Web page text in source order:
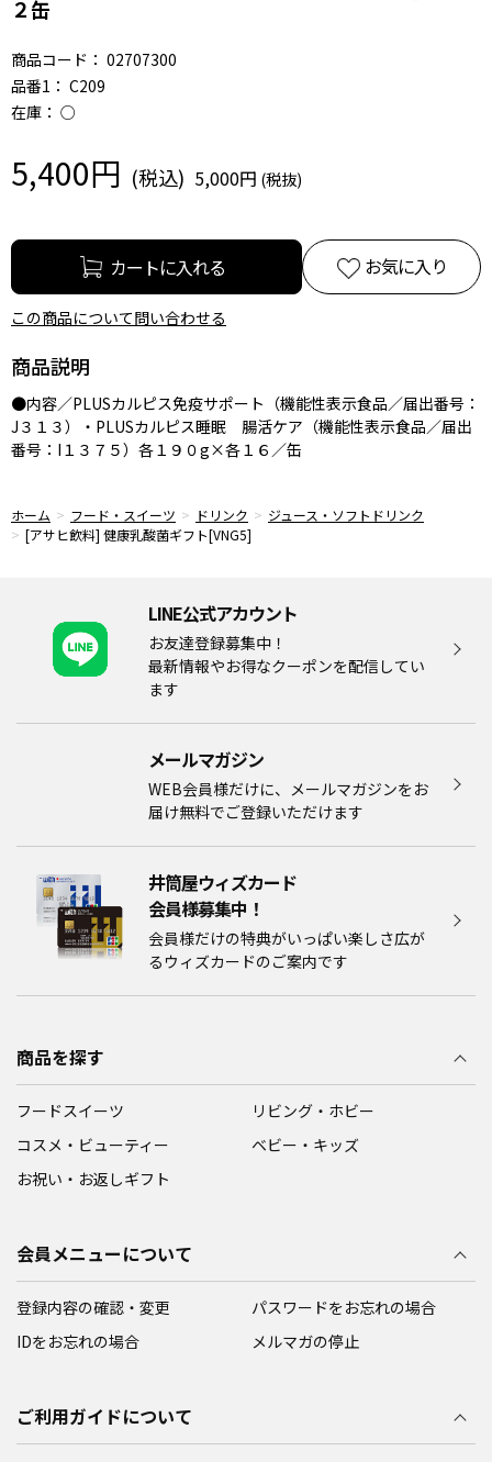
２缶
商品コード： 02707300
品番1： C209
在庫： ○
5,400円 5,000円
お気に入り
この商品について問い合わせる
商品説明
●内容／PLUSカルピス免疫サポート（機能性表示食品／届出番号：
J３１３）・PLUSカルピス睡眠 腸活ケア（機能性表示食品／届出
番号：I１３７５）各１９０g×各１６／缶
ホーム フード・スイーツ ドリンク
ジュース・ソフトドリンク
[アサヒ飲料] 健康乳酸菌ギフト[VNG5]
LINE公式アカウント
お友達登録募集中！
最新情報やお得なクーポンを配信してい
ます
メールマガジン​
WEB会員様だけに、メールマガジンをお
届け無料でご登録いただけます
井筒屋ウィズカード
会員様募集中！​​
会員様だけの特典がいっぱい楽しさ広が
るウィズカードのご案内です
商品を探す
フードスイーツ
リビング・ホビー
コスメ・ビューティー
ベビー・キッズ
お祝い・お返しギフト
会員メニューについて
登録内容の確認・変更
パスワードをお忘れの場合
IDをお忘れの場合
メルマガの停止
ご利用ガイドについて